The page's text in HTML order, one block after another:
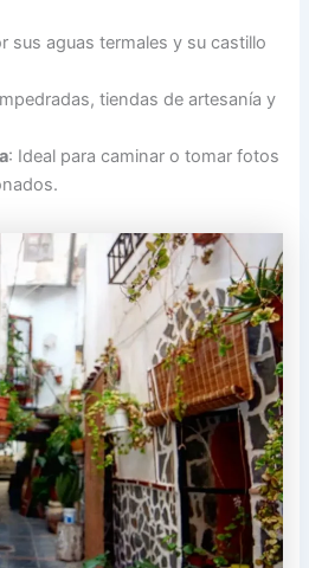
sus aguas termales y su castillo
tiendas de artesanía y
: Ideal para caminar o tomar fotos